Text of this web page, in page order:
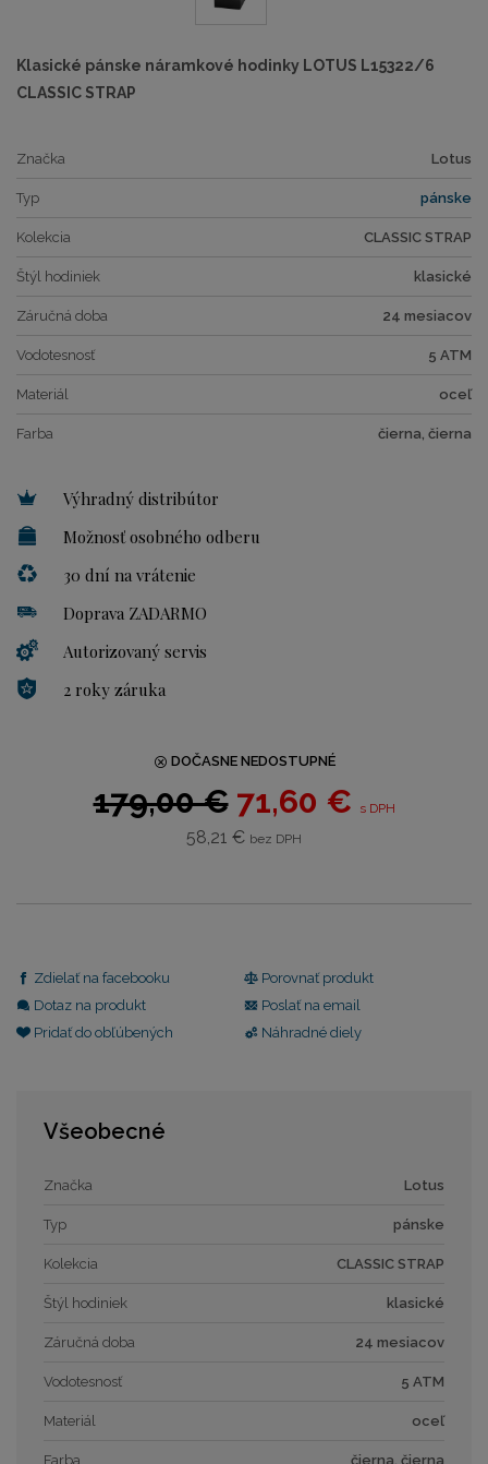
Klasické pánske náramkové hodinky LOTUS L15322/6
CLASSIC STRAP
Značka Lotus
Typ pánske
Kolekcia CLASSIC STRAP
Štýl hodiniek klasické
Záručná doba 24 mesiacov
Vodotesnosť 5 ATM
Materiál oceľ
Farba čierna, čierna
Výhradný distribútor
Možnosť osobného odberu
30 dní na vrátenie
Doprava ZADARMO
Autorizovaný servis
2 roky záruka
DOČASNE NEDOSTUPNÉ
179,00 € 71,60 € s DPH
58,21 € bez DPH
Zdielať na facebooku
Porovnať produkt
Dotaz na produkt
Poslať na email
Pridať do obľúbených
Náhradné diely
Všeobecné
Značka Lotus
Typ pánske
Kolekcia CLASSIC STRAP
Štýl hodiniek klasické
Záručná doba 24 mesiacov
Vodotesnosť 5 ATM
Materiál oceľ
Farba čierna, čierna